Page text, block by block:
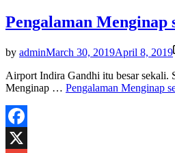
Pengalaman
by adminMarch 30, 2019April 8, 2019
Airport Indira Gandhi itu besar sekali.
Menginap … Pengalaman Menginap
Facebook